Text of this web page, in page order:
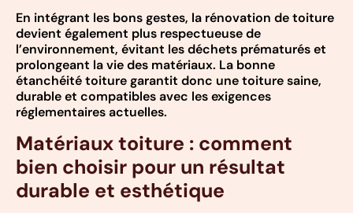
En intégrant les bons gestes, la rénovation de toiture
devient également plus respectueuse de
l’environnement, évitant les déchets prématurés et
prolongeant la vie des matériaux. La bonne
étanchéité toiture garantit donc une toiture saine,
durable et compatibles avec les exigences
réglementaires actuelles.
Matériaux toiture : comment
bien choisir pour un résultat
durable et esthétique